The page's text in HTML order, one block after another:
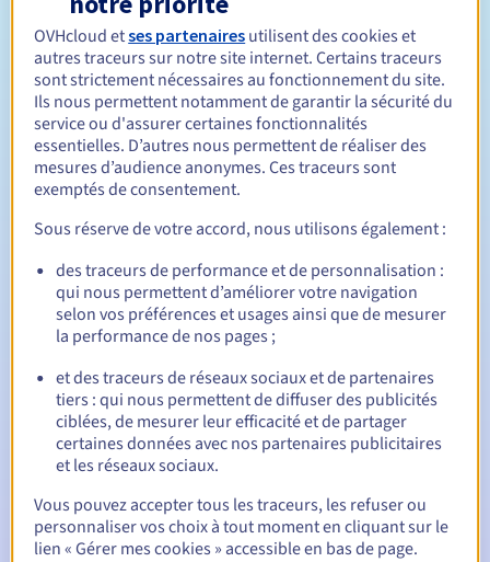
Durée de réservation Entre 1 et 10 ans
Durée de renouvellement Entre 1 et 10 ans
Période de rédemption 30 jours
Notifications automatiques :
date d'échéance
E-mail le jour de l'expirationpour notification de la
suspension du nom de domaine
E-mail après la période de grâce de rédemption
pour
notification de la suppression du nom de domaine
OVHcloud etses partenaires utilisent des cookies et
autres traceurs sur notre site internet. Certains traceurs
sont strictement nécessaires au fonctionnement du site.
Ils nous permettent notamment de garantir la sécurité du
service ou d'assurer certaines fonctionnalités
essentielles. D’autres nous permettent de réaliser des
mesures d’audience anonymes. Ces traceurs sont
exemptés de consentement.
Sous réserve de votre accord, nous utilisons également :
des traceurs de performance et de personnalisation :
qui nous permettent d’améliorer votre navigation
selon vos préférences et usages ainsi que de mesurer
la performance de nos pages ;
et des traceurs de réseaux sociaux et de partenaires
tiers : qui nous permettent de diffuser des publicités
ciblées, de mesurer leur efficacité et de partager
certaines données avec nos partenaires publicitaires
et les réseaux sociaux.
Vous pouvez accepter tous les traceurs, les refuser ou
personnaliser vos choix à tout moment en cliquant sur le
lien « Gérer mes cookies » accessible en bas de page.